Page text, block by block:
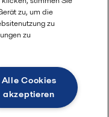
Impressum
zu, um die
zu
zu
Alle Cookies
akzeptieren